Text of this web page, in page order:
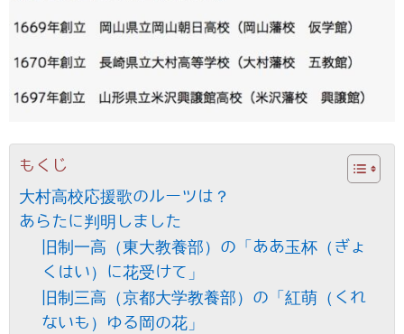
もくじ
大村高校応援歌のルーツは？
あらたに判明しました
旧制一高（東大教養部）の「ああ玉杯（ぎょ
くはい）に花受けて」
旧制三高（京都大学教養部）の「紅萌（くれ
ないも）ゆる岡の花」